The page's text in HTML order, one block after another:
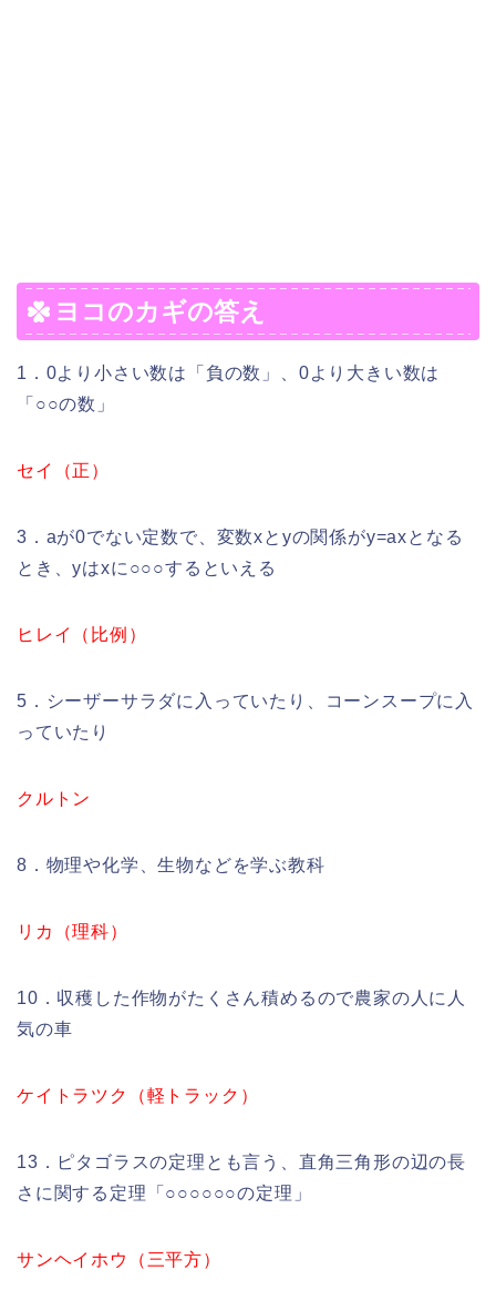
ヨコのカギの答え
1．0より小さい数は「負の数」、0より大きい数は
「○○の数」
セイ（正）
3．aが0でない定数で、変数xとyの関係がy=axとなる
とき、yはxに○○○するといえる
ヒレイ（比例）
5．シーザーサラダに入っていたり、コーンスープに入
っていたり
クルトン
8．物理や化学、生物などを学ぶ教科
リカ（理科）
10．収穫した作物がたくさん積めるので農家の人に人
気の車
ケイトラツク（軽トラック）
13．ピタゴラスの定理とも言う、直角三角形の辺の長
さに関する定理「○○○○○○の定理」
サンヘイホウ（三平方）